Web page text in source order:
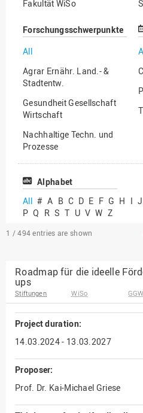
Fakultät WiSo
Forschungsschwerpunkte
All
Agrar Ernähr. Land.- &
Stadtentw.
Gesundheit Gesellschaft
Wirtschaft
Nachhaltige Techn. und
Prozesse
Vielfältiges Forschen
Alphabet
All # A B C D E F G H I J
P Q R S T U V W Z
1 / 494 entries are shown
Roadmap für die ideelle
ups
Stiftungen WiSo GGW
Project duration:
14.03.2024 - 13.03.2027
Proposer:
Prof. Dr. Kai-Michael Griese